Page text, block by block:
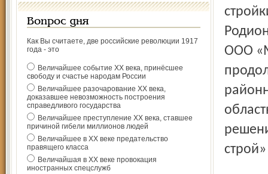
Вопрос дня
Как Вы считаете, две российские революции 1917
года - это
Величайшее событие ХХ века, принёсшее
свободу и счастье народам России
Величайшее разочарование ХХ века,
доказавшее невозможность построения
справедливого государства
Величайшее преступление ХХ века, ставшее
причиной гибели миллионов людей
Величайшее в ХХ веке предательство
правящего класса
Величайшая в ХХ веке провокация
иностранных спецслужб
ООО